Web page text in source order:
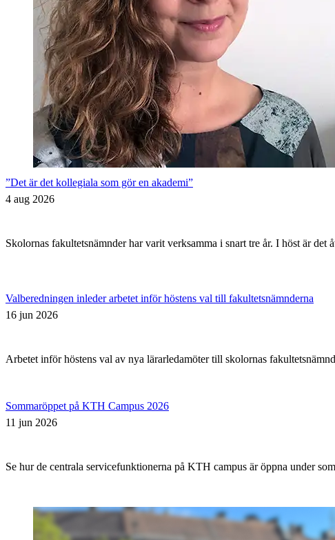
”Det är det kollegiala som gör en akademi”
4 aug 2026
Skolornas fakultetsnämnder har varit verksamma i snart tre år. I höst är
Valberedningen inleder arbetet inför höstens val till fakultetsnämnderna
16 jun 2026
Arbetet inför höstens val av nya lärarledamöter till skolornas
Sommaröppet på KTH Campus 2026
11 jun 2026
Se hur de centrala servicefunktionerna på KTH campus är öppna under